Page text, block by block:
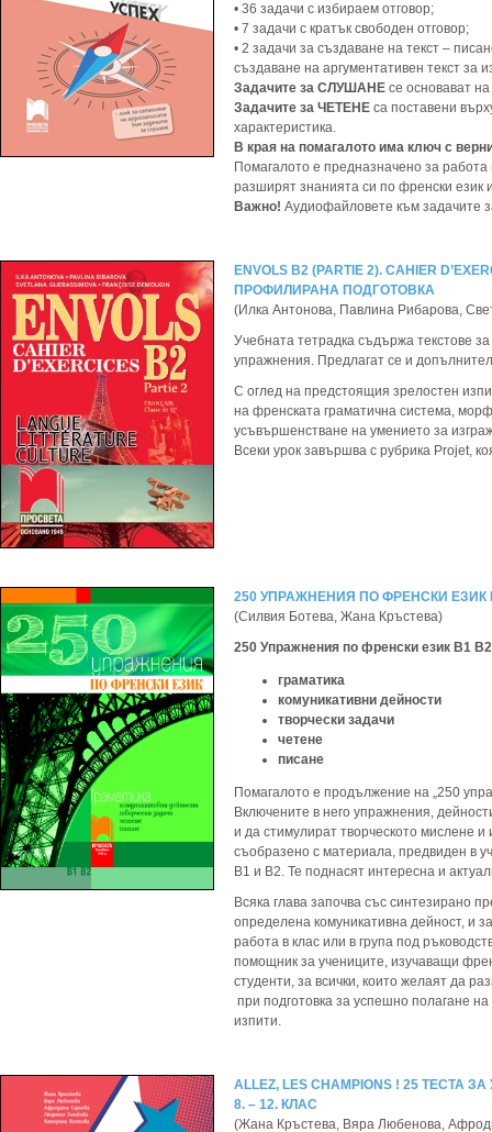
• 36 задачи с избираем отговор;
• 7 задачи с кратък свободен отговор;
• 2 задачи за създаване на текст –
създаване на аргументативен текст за
Задачите за СЛУШАНЕ се основават
Задачите за ЧЕТЕНЕ са поставени
характеристика.
В края на помагалото има ключ с
Помагалото е предназначено за работа
разширят знанията си по френски език
Важно! Аудиофайловете към задачите
ЕNVOLS B2 (PARTIE 2). CAHIER
ПРОФИЛИРАНА ПОДГОТОВКА
(Илка Антонова, Павлина Рибарова,
Учебната тетрадка съдържа текстове
упражнения. Предлагат се и
С оглед на предстоящия зрелостен
на френската граматична система,
усъвършенстване на умението за
Всеки урок завършва с рубрика Projet,
250 УПРАЖНЕНИЯ ПО ФРЕНСКИ ЕЗИК
(Силвия Ботева, Жана Кръстева)
250 Упражнения по френски език В1
граматика
комуникативни дейности
творчески задачи
четене
писане
Помагалото е продължение на „250
Включените в него упражнения,
и да стимулират творческото мислене
съобразено с материала, предвиден в
B1 и B2. Те поднасят интересна и
Всяка глава започва със синтезирано
определена комуникативна дейност, и
работа в клас или в група под
помощник за учениците, изучаващи
студенти, за всички, които желаят да
при подготовка за успешно полагане
изпити.
ALLEZ, LES CHAMPIONS ! 25
8. – 12. КЛАС
(Жана Кръстева, Вяра Любенова,